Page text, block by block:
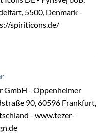
5500, Denmark -
spiriticons.de/
GmbH - Oppenheimer
90, 60596 Frankfurt,
- www.tezer-